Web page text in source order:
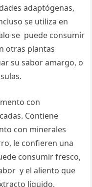
adaptógenas,
se utiliza en
se puede consumir
otras plantas
su sabor amargo, o
con
Contiene
con minerales
le confieren una
consumir fresco,
y el aliento que
líquido.